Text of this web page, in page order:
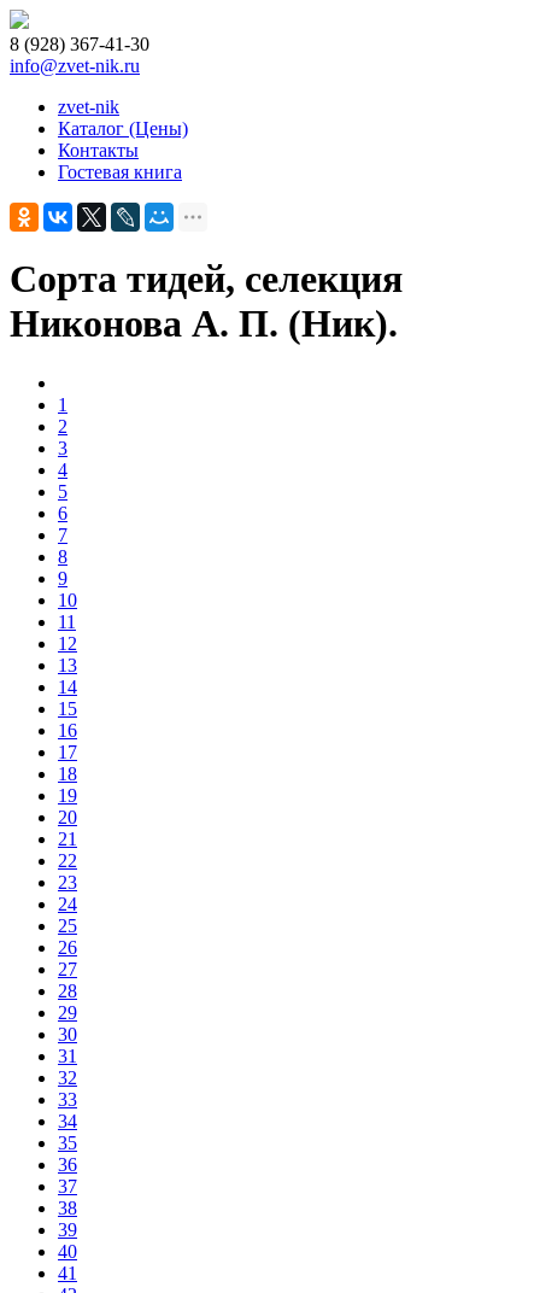
8 (928) 367-41-30
info@zvet-nik.ru
zvet-nik
Каталог (Цены)
Контакты
Гостевая книга
Сорта тидей, селекция
Никонова А. П. (Ник).
1
2
3
4
5
6
7
8
9
10
11
12
13
14
15
16
17
18
19
20
21
22
23
24
25
26
27
28
29
30
31
32
33
34
35
36
37
38
39
40
41